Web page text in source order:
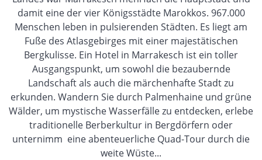
damit eine der vier Königsstädte Marokkos. 967.000
Menschen leben in pulsierenden Städten. Es liegt am
Fuße des Atlasgebirges mit einer majestätischen
Bergkulisse. Ein Hotel in Marrakesch ist ein toller
Ausgangspunkt, um sowohl die bezaubernde
Landschaft als auch die märchenhafte Stadt zu
erkunden. Wandern Sie durch Palmenhaine und grüne
Wälder, um mystische Wasserfälle zu entdecken, erlebe
traditionelle Berberkultur in Bergdörfern oder
unternimm eine abenteuerliche Quad-Tour durch die
weite Wüste...